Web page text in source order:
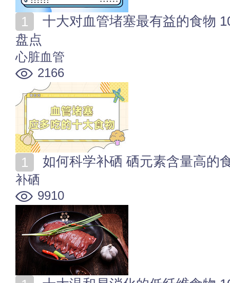
盘点
心脏血管
2166
如何科学补硒 硒元素含量高的
补硒
9910